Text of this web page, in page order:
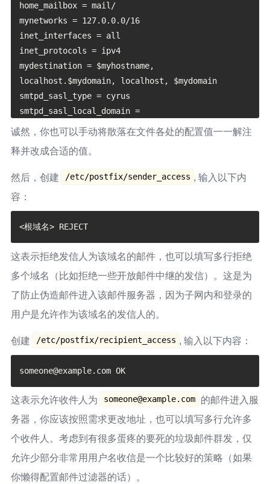
home_mailbox = mail/
mynetworks = 127.0.0.0/16
inet_interfaces = all
inet_protocols = ipv4
mydestination = $myhostname,
localhost.$mydomain, localhost, $mydomain
smtpd_sasl_type = cyrus
smtpd_sasl_local_domain =
smtpd_sasl_security_options = noanonymous # 不允
smtpd_sasl_tls_security_options =
$smtpd_sasl_security_options
smtpd_sasl_auth_enable = yes
smtpd_sender_restrictions =
k_sender_access
hash:/etc/postfix/sender_access,permit
# 出站限制：允许已登录、允许子网、允许文件中指定的收件
人、拒绝其他
smtpd_recipient_restrictions =
permit_sasl_authenticated,permit_mynetworks,chec
hash:/etc/postfix/recipient_access,reject_unauth
smtp_tls_security_level = may
smtpd_tls_security_level = may
smtp_tls_note_starttls_offer = yes
smtpd_tls_loglevel = 1
smtpd_tls_key_file = /etc/postfix/ssl/server.key
smtpd_tls_cert_file =
诚然，你也可以手动将散落在文件各处的配置值一一解注
释并改成合适的值。
然后，创建 /etc/postfix/sender_access , 输入以下内
容：
<根域名> REJECT
这表示拒绝发信人为该域名的邮件，也可以填写多行拒绝
多个域名（比如拒绝一些开放邮件中继的发信）。这是为
了防止伪造邮件进入该邮件服务器，因为子网内和登录的
用户是允许作为该域名的发信人的。
创建 /etc/postfix/recipient_access , 输入以下内容：
someone@example.com OK
这表示允许收件人为 someone@example.com
的邮件进入服
务器，你应该按照需求更改地址，也可以填写多行允许多
个收件人。考虑到有很多蛋疼的要死的垃圾邮件群发，仅
允许少部分非常用用户名收信是一个比较好的策略（如果
你懒得配置邮件过滤器的话）。